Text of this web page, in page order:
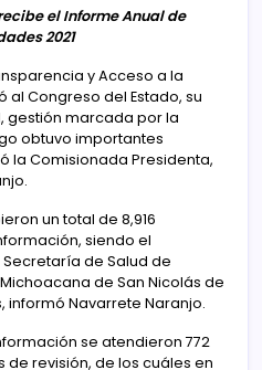
el Informe Anual de
2021
y Acceso a la
al Congreso del Estado, su
gestión marcada por la
obtuvo importantes
la Comisionada Presidenta,
un total de 8,916
siendo el
de Salud de
de San Nicolás de
informó Navarrete Naranjo.
se atendieron 772
revisión, de los cuáles en